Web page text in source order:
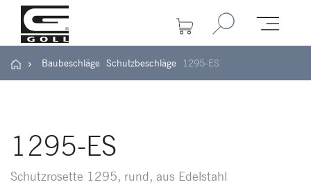
Baubeschläge Schutzbeschläge 1295-ES
1295-ES
Schutzrosette 1295, rund, aus Edelstahl